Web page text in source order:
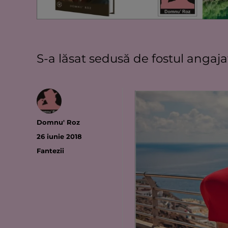
S-a lăsat sedusă de fostul
Autor
Domnu' Roz
Publicat
26 iunie 2018
Categorii
Fantezii